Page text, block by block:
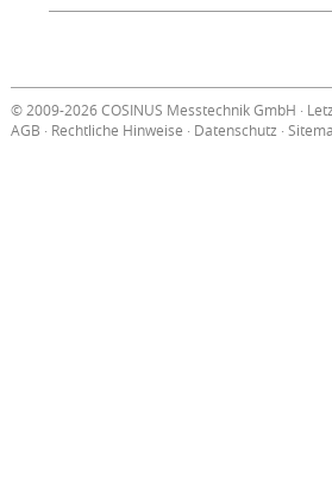
© 2009-2026 COSINUS Messtechnik GmbH ·
AGB · Rechtliche Hinweise · Datenschutz ·